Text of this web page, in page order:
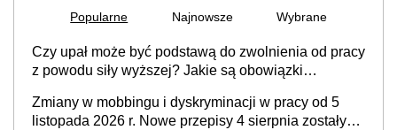
Popularne Najnowsze Wybrane
Czy upał może być podstawą do zwolnienia od pracy
z powodu siły wyższej? Jakie są obowiązki
Zmiany w mobbingu i dyskryminacji w pracy od 5
listopada 2026 r. Nowe przepisy 4 sierpnia zostały